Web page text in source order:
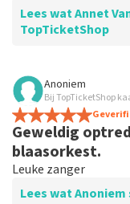
Lees wat Annet
TopTicketShop
Beoordeling van
prima
Anoniem
Bij TopTicketShop
Geweldig
blaasorkest.
Leuke zanger
Lees wat